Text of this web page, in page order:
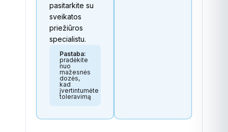
pasitarkite su
sveikatos
priežiūros
specialistu.
Pastaba:
pradėkite
nuo
mažesnės
dozės,
kad
įvertintumėte
toleravimą